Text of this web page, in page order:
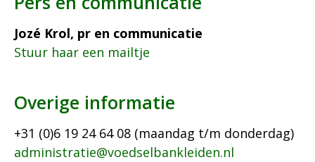
Jozé Krol, pr en communicatie
Stuur haar een mailtje
Overige informatie
+31 (0)6 19 24 64 08 (maandag t/m donderdag)
administratie@voedselbankleiden.nl